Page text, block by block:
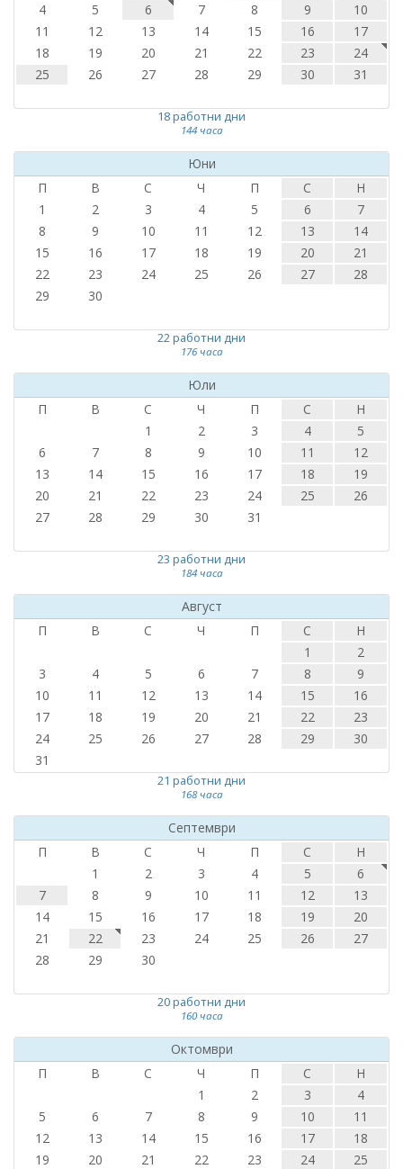
4
5 6 7 8 9
10
11
12 13 14 15 16
17
18
19 20 21 22 23
24
25
26 27 28 29 30 31
18 работни дни
144 часа
Юни
П
В С Ч П С
Н
1
2 3 4 5 6
7
8
9 10 11 12 13
14
15
16 17 18 19 20
21
22
23 24 25 26 27
28
29
30
22 работни дни
176 часа
Юли
П
В С Ч П С
Н
1
2 3 4
5
6
7 8 9 10 11
12
13
14 15 16 17 18
19
20
21 22 23 24 25
26
27
28 29 30 31
23 работни дни
184 часа
Август
П
В С Ч П С
Н
1
2
3
4 5 6 7 8
9
10
11 12 13 14 15
16
17
18 19 20 21 22
23
24
25 26 27 28 29
30
31
21 работни дни
168 часа
Септември
П
В С Ч П С
Н
1
2 3 4 5
6
7
8 9 10 11 12
13
14
15 16 17 18 19
20
21
22 23 24 25 26
27
28
29 30
20 работни дни
160 часа
Октомври
П
В С Ч П С
Н
1
2 3
4
5
6 7 8 9 10
11
12
13 14 15 16 17
18
19
20 21 22 23 24
25